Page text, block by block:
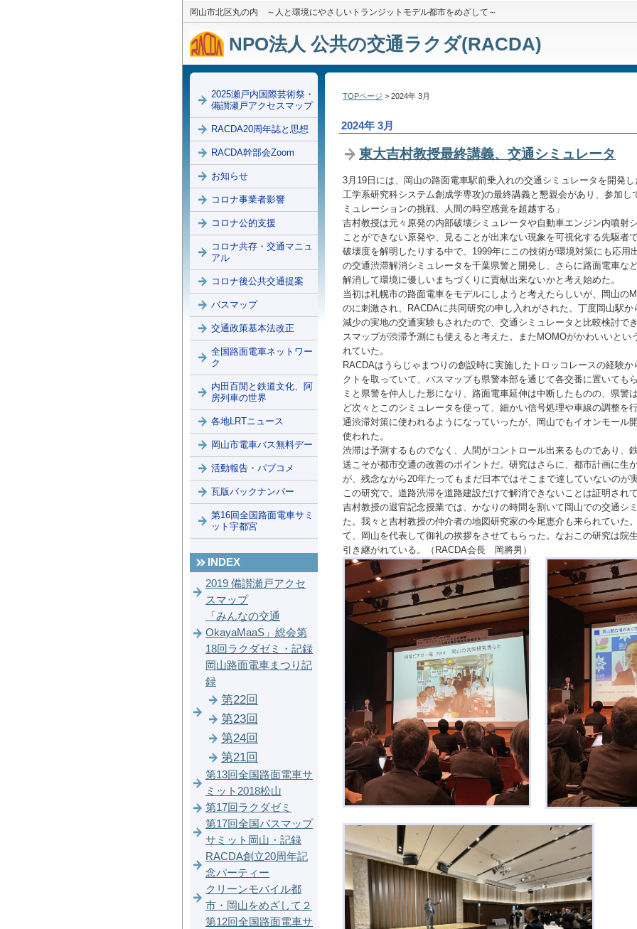
岡山市北区丸の内 ～人と環境にやさしいトランジットモデル都市をめざして～
NPO法人 公共の交通ラクダ(RACDA)
TOPページ > 2024年 3月
2024年 3月
東大吉村教授最終講義、交通シミュレータ
3月19日には、岡山の路面電車駅前乗入れの交通シミュレータを開発
工学系研究科システム創成学専攻)の最終講義と懇親会があり、参加し
ミュレーションの挑戦、人間の時空感覚を超越する」
吉村教授は元々原発の内部破壊シミュレータや自動車エンジン内噴射
ことができない原発や、見ることが出来ない現象を可視化する先駆者
破壊度を解明したりする中で、1999年にこの技術が環境対策にも応用
の交通渋滞解消シミュレータを千葉県警と開発し、さらに路面電車な
解消して環境に優しいまちづくりに貢献出来ないかと考え始めた。
当初は札幌市の路面電車をモデルにしようと考えたらしいが、岡山の
のに刺激され、RACDAに共同研究の申し入れがされた。丁度岡山駅
減少の実地の交通実験もされたので、交通シミュレータと比較検討で
スマップが渋滞予測にも使えると考えた。またMOMOがかわいいとい
れていた。
RACDAはうらじゃまつりの創設時に実施したトロッコレースの経験
クトを取っていて、バスマップも県警本部を通じて各交番に置いても
ミと県警を仲人した形になり、路面電車延伸は中断したものの、県警
ど次々とこのシミュレータを使って、細かい信号処理や車線の調整を
通渋滞対策に使われるようになっていったが、岡山でもイオンモール
使われた。
渋滞は予測するものでなく、人間がコントロール出来るものであり、
送こそが都市交通の改善のポイントだ。研究はさらに、都市計画に生
が、残念ながら20年たってもまだ日本ではそこまで達していないのが
この研究で。道路渋滞を道路建設だけで解消できないことは証明され
吉村教授の退官記念授業では、かなりの時間を割いて岡山での交通シ
た。我々と吉村教授の仲介者の地図研究家の今尾恵介も来られていた
て、岡山を代表して御礼の挨拶をさせてもらった。なおこの研究は院
引き継がれている。（RACDA会長 岡將男）
2025瀬戸内国際芸術祭・
備讃瀬戸アクセスマップ
RACDA20周年誌と思想
RACDA幹部会Zoom
お知らせ
コロナ事業者影響
コロナ公的支援
コロナ共存・交通マニュ
アル
コロナ後公共交通提案
バスマップ
交通政策基本法改正
全国路面電車ネットワー
ク
内田百閒と鉄道文化、阿
房列車の世界
各地LRTニュース
岡山市電車バス無料デー
活動報告・パブコメ
瓦版バックナンバー
第16回全国路面電車サミ
ット宇都宮
INDEX
2019 備讃瀬戸アクセ
スマップ
「みんなの交通
OkayaMaaS」総会第
18回ラクダゼミ・記録
岡山路面電車まつり記
録
第22回
第23回
第24回
第21回
第13回全国路面電車サ
ミット2018松山
第17回ラクダゼミ
第17回全国バスマップ
サミット岡山・記録
RACDA創立20周年記
念パーティー
クリーンモバイル都
市・岡山をめざして２
第12回全国路面電車サ